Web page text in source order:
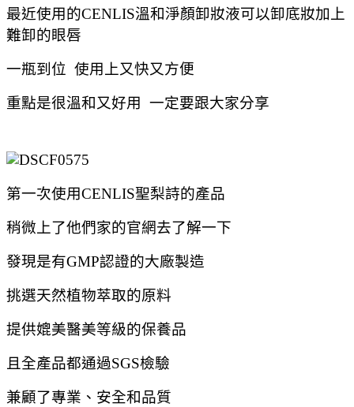
最近使用的CENLIS溫和淨顏卸妝液可以卸底妝加上
難卸的眼唇
一瓶到位 使用上又快又方便
重點是很溫和又好用 一定要跟大家分享
第一次使用CENLIS聖梨詩的產品
稍微上了他們家的官網去了解一下
發現是有GMP認證的大廠製造
挑選天然植物萃取的原料
提供媲美醫美等級的保養品
且全產品都通過SGS檢驗
兼顧了專業、安全和品質